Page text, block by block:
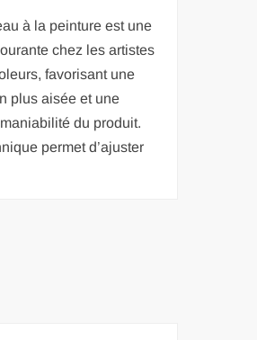
à la peinture est une
chez les artistes
favorisant une
plus aisée et une
du produit.
permet d’ajuster